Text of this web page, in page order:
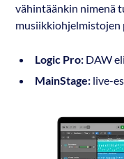
vähintäänkin nimenä
musiikkiohjelmistojen
Logic Pro: DAW
MainStage: live-